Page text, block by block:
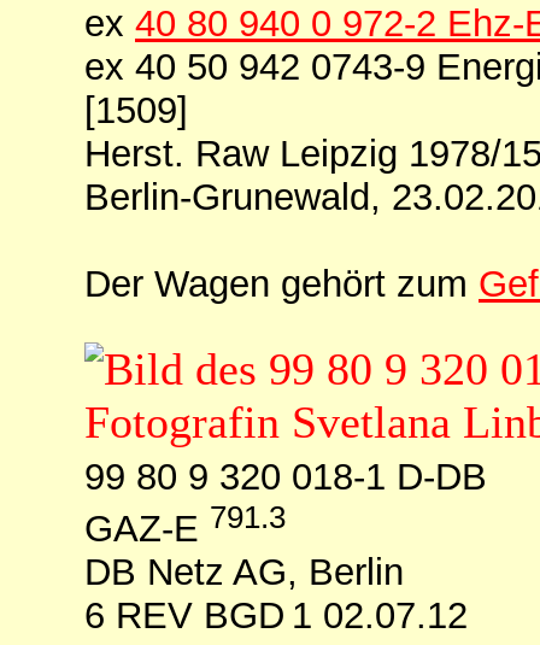
ex 40 80 940 0 972-2
ex 40 50 942 0743-9
[1509]
Herst. Raw Leipzig 1978/
Berlin-Grunewald,
Der Wagen gehört zum
99 80 9 320 018-1 D-DB
GAZ-E 791.3
DB Netz AG, Berlin
6 REV BGD 1 02.07.12